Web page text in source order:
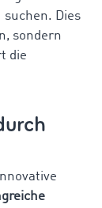
Dies
sondern
die